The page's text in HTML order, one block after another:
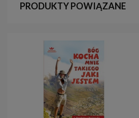
PRODUKTY POWIĄZANE